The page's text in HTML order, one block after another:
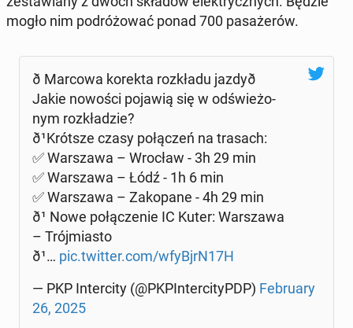
mogło nim po­dró­żo­wać ponad 700 pa­sa­że­rów.
ð Marcowa korekta roz­kła­du jaz­dy­ð
Jakie nowości pojawią się w od­świe­żo­
nym roz­kła­dzie?
ð¹Krót­sze czasy po­łą­czeń na trasach:
✅ War­sza­wa – Wrocław - 3h 29 min
✅ War­sza­wa – Łódź - 1h 6 min
✅ War­sza­wa – Za­ko­pa­ne - 4h 29 min
ð¹ Nowe po­łą­cze­nie IC Kuter: War­sza­wa
– Trój­mia­sto
ð¹… pic.twitter.com/wfyBjrN17H
— PKP In­ter­ci­ty (@PKPIn­ter­ci­tyPDP) Fe­bru­ary
26, 2025